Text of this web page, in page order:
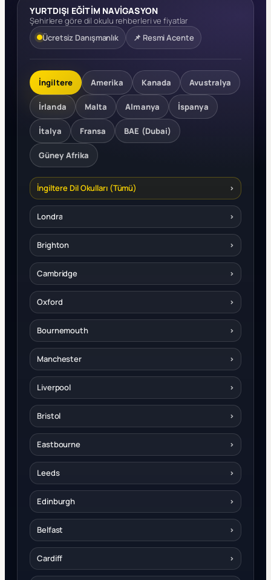
YURTDIŞI EĞİTİM NAVİGASYON
Şehirlere göre dil okulu rehberleri ve fiyatlar
Ücretsiz Danışmanlık
📌 Resmi Acente
İngiltere Amerika Kanada Avustralya
İrlanda Malta Almanya İspanya
İtalya Fransa BAE (Dubai)
Güney Afrika
İngiltere Dil Okulları (Tümü) ›
Londra ›
Brighton ›
Cambridge ›
Oxford ›
Bournemouth ›
Manchester ›
Liverpool ›
Bristol ›
Eastbourne ›
Leeds ›
Edinburgh ›
Belfast ›
Cardiff ›